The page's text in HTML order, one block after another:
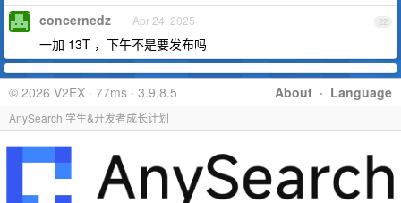
22
concernedz Apr 24, 2025
一加 13T ，下午不是要发布吗
About · Language
© 2026 V2EX · 77ms · 3.9.8.5
AnySearch 学生&开发者成长计划